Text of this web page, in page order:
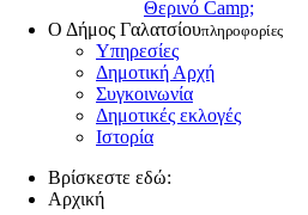
Θερινό Camp;
Ο Δήμος Γαλατσίουπληροφορίες
Υπηρεσίες
Δημοτική Αρχή
Συγκοινωνία
Δημοτικές εκλογές
Ιστορία
Βρίσκεστε εδώ:
Αρχική